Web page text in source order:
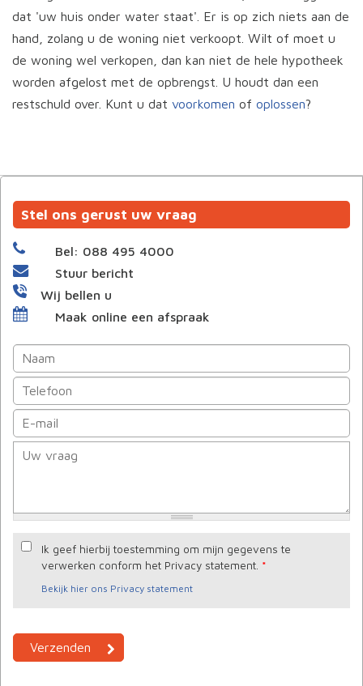
dat 'uw huis onder water staat'. Er is op zich niets aan de
hand, zolang u de woning niet verkoopt. Wilt of moet u
de woning wel verkopen, dan kan niet de hele hypotheek
worden afgelost met de opbrengst. U houdt dan een
restschuld over. Kunt u dat voorkomen of oplossen?
Stel ons gerust uw vraag
Bel: 088 495 4000
Stuur bericht
Wij bellen u
Maak online een afspraak
Ik geef hierbij toestemming om mijn gegevens te
verwerken conform het Privacy statement. *
Bekijk hier ons Privacy statement